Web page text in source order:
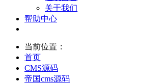
关于我们
帮助中心
当前位置：
首页
CMS源码
帝国cms源码